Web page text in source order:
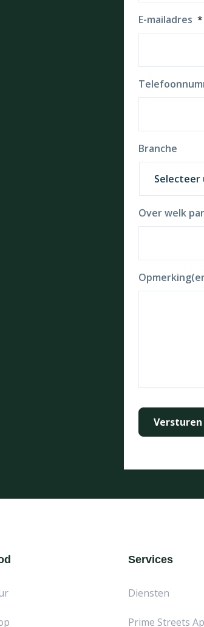
E-mailadres *
Branche
Over welk
Services
Diensten
Prime Streets